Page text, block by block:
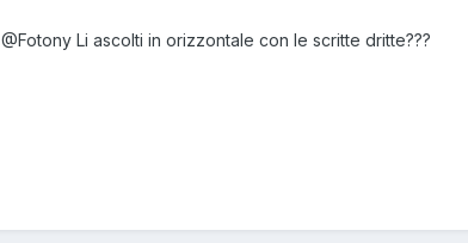
@Fotony Li ascolti in orizzontale con le scritte dritte???